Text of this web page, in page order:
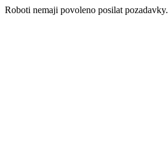
Roboti nemaji povoleno posilat pozadavky.